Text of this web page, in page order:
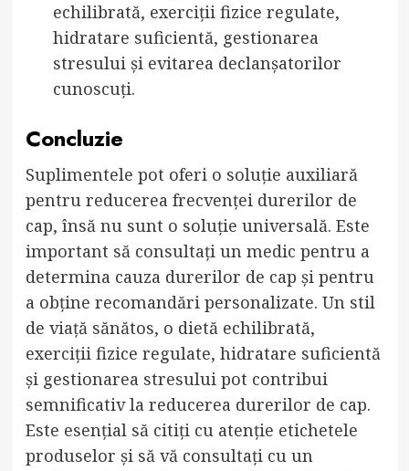
echilibrată, exerciții fizice regulate,
hidratare suficientă, gestionarea
stresului și evitarea declanșatorilor
cunoscuți.
Concluzie
Suplimentele pot oferi o soluție auxiliară
pentru reducerea frecvenței durerilor de
cap, însă nu sunt o soluție universală. Este
important să consultați un medic pentru a
determina cauza durerilor de cap și pentru
a obține recomandări personalizate. Un stil
de viață sănătos, o dietă echilibrată,
exerciții fizice regulate, hidratare suficientă
și gestionarea stresului pot contribui
semnificativ la reducerea durerilor de cap.
Este esențial să citiți cu atenție etichetele
produselor și să vă consultați cu un